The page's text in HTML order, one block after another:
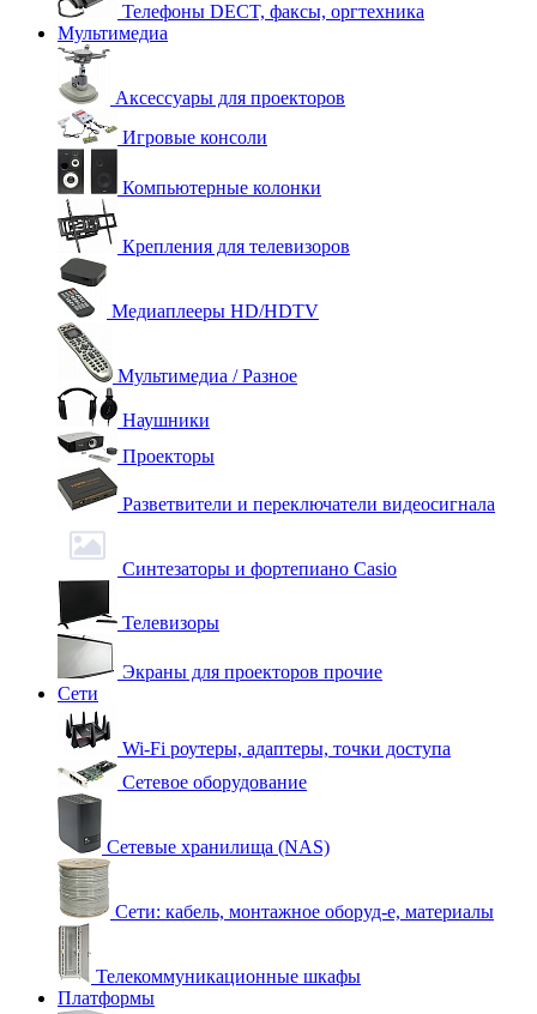
Телефоны DECT, факсы, оргтехника
Мультимедиа
Аксессуары для проекторов
Игровые консоли
Компьютерные колонки
Крепления для телевизоров
Медиаплееры HD/HDTV
Мультимедиа / Разное
Наушники
Проекторы
Разветвители и переключатели видеосигнала
Синтезаторы и фортепиано Casio
Телевизоры
Экраны для проекторов прочие
Сети
Wi-Fi роутеры, адаптеры, точки доступа
Сетевое оборудование
Сетевые хранилища (NAS)
Сети: кабель, монтажное оборуд-е, материалы
Телекоммуникационные шкафы
Платформы